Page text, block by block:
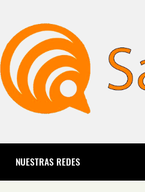
NUESTRAS REDES